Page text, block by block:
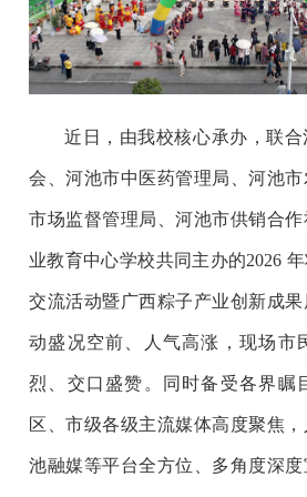
近日，由我校核心承办，联
会、河池市中医药管理局、河池
市场监督管理局、河池市供销合
业教育中心学校共同主办的2026
交流活动暨广西粽子产业创新成
动盛况空前、人气高涨，现场市
烈、交口盛赞。同时备受各界瞩
区、市级各级主流媒体高度聚焦
池融媒等平台全方位、多角度深